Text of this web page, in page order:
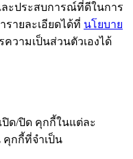
ะประสบการณ์ที่ดีในการ
ายละเอียดได้ที่ นโยบาย
วามเป็นส่วนตัวเองได้
ด/ปิด คุกกี้ในแต่ละ
คุกกี้ที่จำเป็น